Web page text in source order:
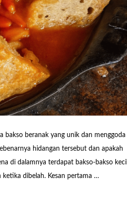
bakso beranak yang unik dan menggoda
hidangan tersebut dan apakah
di dalamnya terdapat bakso-bakso kecil
dibelah. Kesan pertama …